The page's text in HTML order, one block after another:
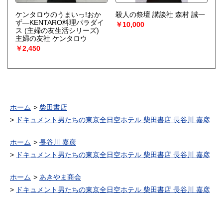
ケンタロウのうまいっ!おか
ず―KENTARO料理パラダイ
ス (主婦の友生活シリーズ)
主婦の友社 ケンタロウ
￥2,450
殺人の祭壇 講談社 森村 誠一
￥10,000
ホーム
柴田書店
ドキュメント男たちの東京全日空ホテル 柴田書店 長谷川 嘉彦
ホーム
長谷川 嘉彦
ドキュメント男たちの東京全日空ホテル 柴田書店 長谷川 嘉彦
ホーム
あきやま商会
ドキュメント男たちの東京全日空ホテル 柴田書店 長谷川 嘉彦